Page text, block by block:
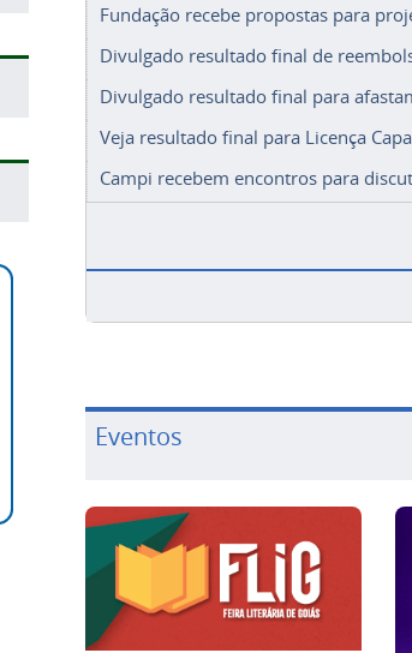
Fundação recebe propostas para
Divulgado resultado final de
Divulgado resultado final para
Veja resultado final para Licença
Campi recebem encontros para
Eventos